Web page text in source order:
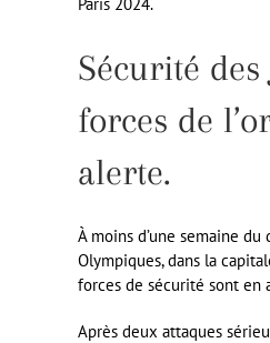
Sécurité des
forces de
alerte.
À moins d’une semaine du
Olympiques, dans la
forces de sécurité sont en
Après deux attaques